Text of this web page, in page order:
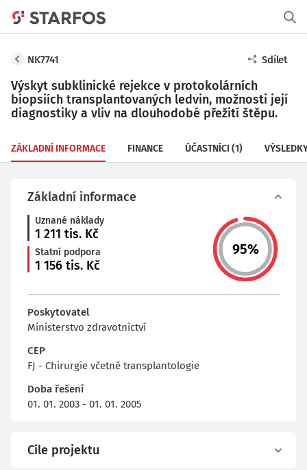
NK7741 Sdílet
Výskyt subklinické rejekce v protokolárních
biopsiích transplantovaných ledvin, možnosti její
diagnostiky a vliv na dlouhodobé přežití štěpu.
ZÁKLADNÍ INFORMACE FINANCE ÚČASTNÍCI (1)
Základní informace
Uznané náklady
1 211 tis. Kč
Statní podpora
1 156 tis. Kč
95%
Poskytovatel
Ministerstvo zdravotnictví
CEP
FJ - Chirurgie včetně transplantologie
Doba řešení
01. 01. 2003 - 01. 01. 2005
Cíle projektu